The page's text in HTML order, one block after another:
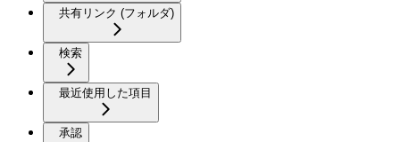
共有リンク (フォルダ)
検索
最近使用した項目
承認